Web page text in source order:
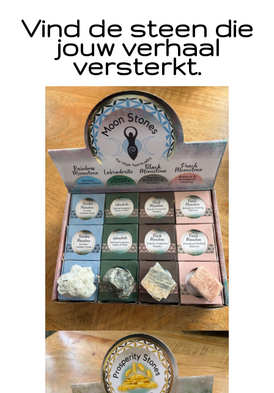
Vind de steen die
jouw verhaal
versterkt.